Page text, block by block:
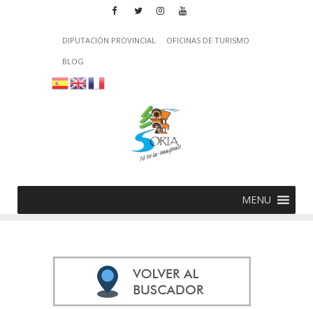
DIPUTACIÓN PROVINCIAL
OFICINAS DE TURISMO
BLOG
MENU